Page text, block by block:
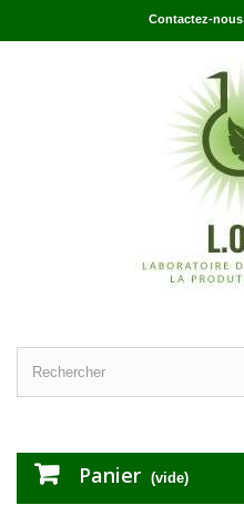
Contactez-nous
Panier (vide)